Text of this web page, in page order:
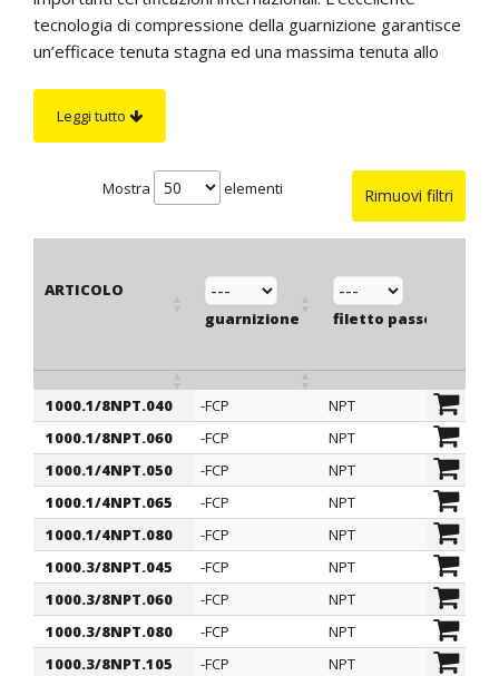
tecnologia di compressione della guarnizione garantisce
un’efficace tenuta stagna ed una massima tenuta allo
torsione, la guarnizione è dotata di nervature
antirotazione che si incastrano nelle scanalature interne
guarnizione interna corta, ad uno o due elementi. Per
ottenere una protezione IP 68 anche sul bordo
macchina è necessario dotarli di anello O-Ring a sezione
Leggi tutto
Rimuovi filtri
Mostra elementi
ARTICOLO
guarnizione
filetto passo
ARTICOLO
guarnizione filetto passo
1000.1/8NPT.040 -FCP NPT
1000.1/8NPT.060
-FCP NPT
1000.1/4NPT.050
-FCP NPT
1000.1/4NPT.065
-FCP NPT
1000.1/4NPT.080
-FCP NPT
1000.3/8NPT.045
-FCP NPT
1000.3/8NPT.060
-FCP NPT
1000.3/8NPT.080
-FCP NPT
1000.3/8NPT.105
-FCP NPT